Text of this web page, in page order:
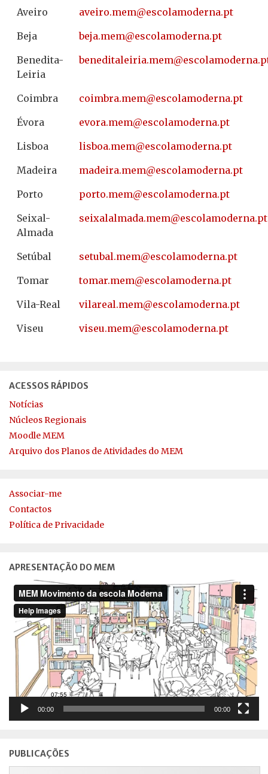
Aveiro tp.anredomalocse
@mem.orieva
Beja
tp.anredomalocse
@mem.ajeb
Benedita-
Leiria
@mem.airielatideneb
Coimbra tp.anredomalocse
@mem.arbmioc
Évora
tp.anredomalocse
@mem.arove
Lisboa
tp.anredomalocse
@mem.aobsil
Madeira
tp.anredomalocse
@mem.ariedam
Porto
tp.anredomalocse
@mem.otrop
Seixal-
Almada
tp.anredomalocse
@mem.adamlalaxies
Setúbal tp.anredomalocse
@mem.labutes
Tomar
tp.anredomalocse
@mem.ramot
Vila-Real
tp.anredomalocse
@mem.laeraliv
Viseu
tp.anredomalocse
@mem.uesiv
ACESSOS RÁPIDOS
Notícias
Núcleos Regionais
Moodle MEM
Arquivo dos Planos de Atividades do MEM
Associar-me
Contactos
Política de Privacidade
APRESENTAÇÃO DO MEM
Reprodutor
de
vídeo
00:00 00:00
PUBLICAÇÕES